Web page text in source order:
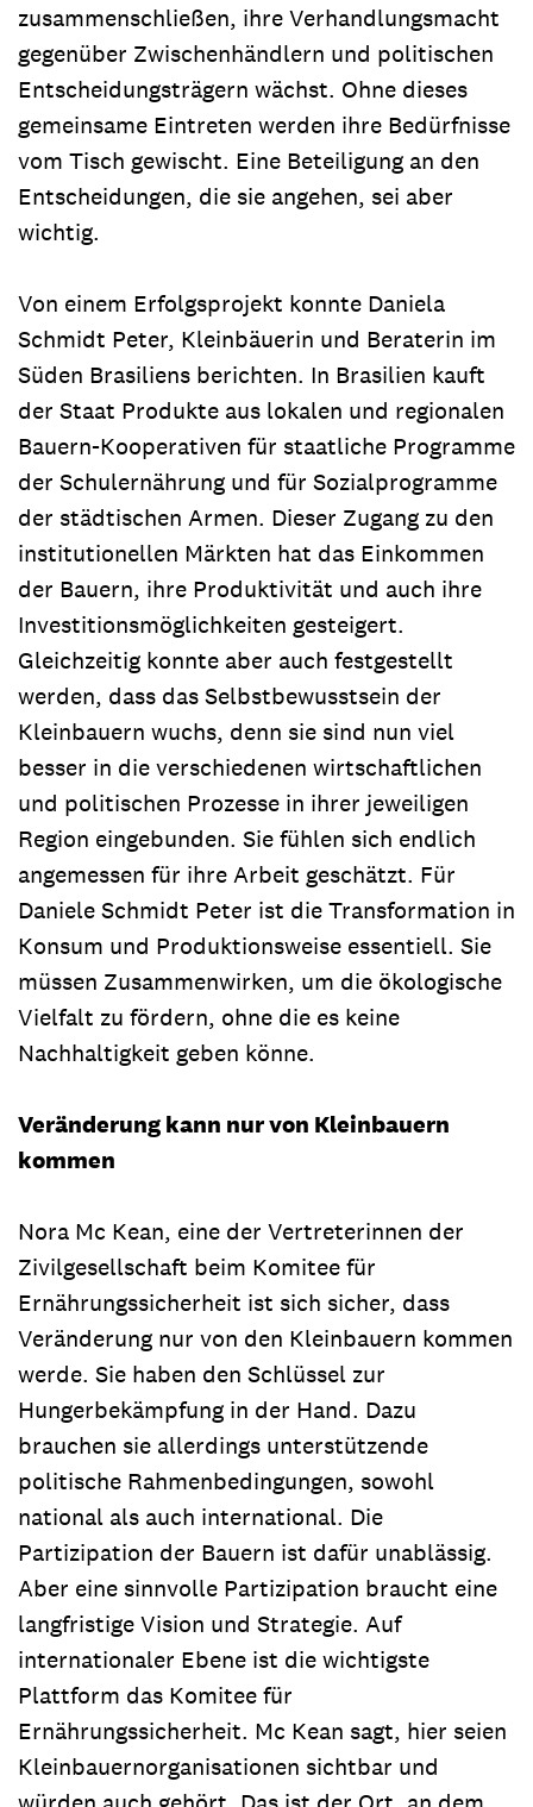
zusammenschließen, ihre Verhandlungsmacht
gegenüber Zwischenhändlern und politischen
Entscheidungsträgern wächst. Ohne dieses
gemeinsame Eintreten werden ihre Bedürfnisse
vom Tisch gewischt. Eine Beteiligung an den
Entscheidungen, die sie angehen, sei aber
wichtig.
Von einem Erfolgsprojekt konnte Daniela
Schmidt Peter, Kleinbäuerin und Beraterin im
Süden Brasiliens berichten. In Brasilien kauft
der Staat Produkte aus lokalen und regionalen
Bauern-Kooperativen für staatliche Programme
der Schulernährung und für Sozialprogramme
der städtischen Armen. Dieser Zugang zu den
institutionellen Märkten hat das Einkommen
der Bauern, ihre Produktivität und auch ihre
Investitionsmöglichkeiten gesteigert.
Gleichzeitig konnte aber auch festgestellt
werden, dass das Selbstbewusstsein der
Kleinbauern wuchs, denn sie sind nun viel
besser in die verschiedenen wirtschaftlichen
und politischen Prozesse in ihrer jeweiligen
Region eingebunden. Sie fühlen sich endlich
angemessen für ihre Arbeit geschätzt. Für
Daniele Schmidt Peter ist die Transformation in
Konsum und Produktionsweise essentiell. Sie
müssen Zusammenwirken, um die ökologische
Vielfalt zu fördern, ohne die es keine
Nachhaltigkeit geben könne.
Veränderung kann nur von Kleinbauern
kommen
Nora Mc Kean, eine der Vertreterinnen der
Zivilgesellschaft beim Komitee für
Ernährungssicherheit ist sich sicher, dass
Veränderung nur von den Kleinbauern kommen
werde. Sie haben den Schlüssel zur
Hungerbekämpfung in der Hand. Dazu
brauchen sie allerdings unterstützende
politische Rahmenbedingungen, sowohl
national als auch international. Die
Partizipation der Bauern ist dafür unablässig.
Aber eine sinnvolle Partizipation braucht eine
langfristige Vision und Strategie. Auf
internationaler Ebene ist die wichtigste
Plattform das Komitee für
Ernährungssicherheit. Mc Kean sagt, hier seien
Kleinbauernorganisationen sichtbar und